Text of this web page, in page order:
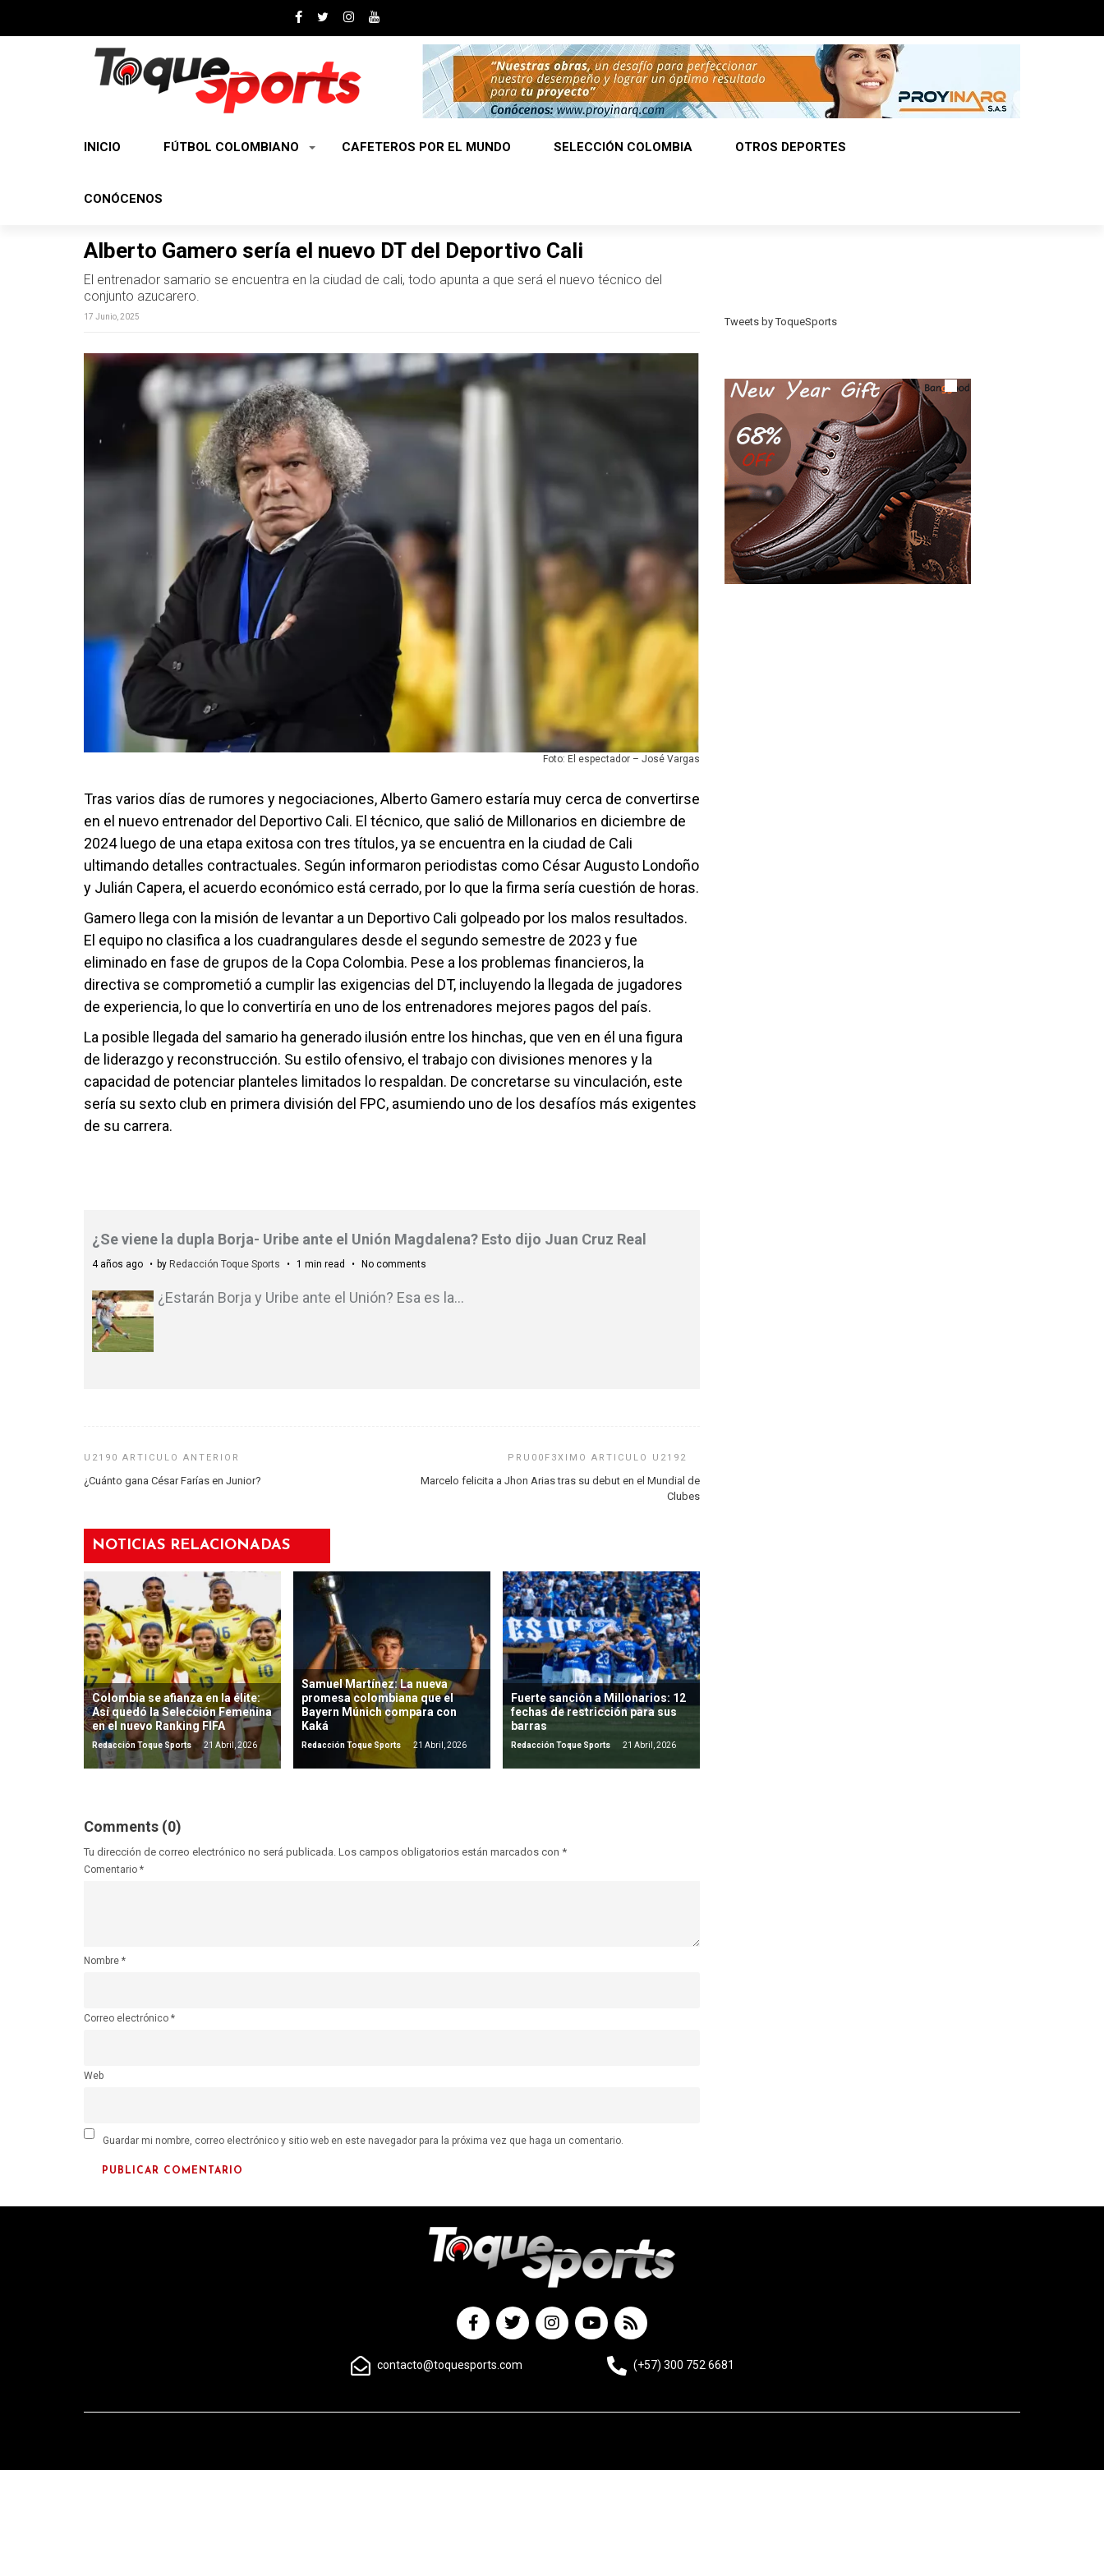
INICIO FÚTBOL COLOMBIANO CAFETEROS POR EL MUNDO SELECCIÓN COLOMBIA OTROS DEPORTES
CONÓCENOS
Alberto Gamero sería el nuevo DT del Deportivo Cali
El entrenador samario se encuentra en la ciudad de cali, todo apunta a que será el nuevo técnico del
conjunto azucarero.
17 Junio, 2025
Foto: El espectador – José Vargas
Tras varios días de rumores y negociaciones, Alberto Gamero estaría muy cerca de convertirse
en el nuevo entrenador del Deportivo Cali. El técnico, que salió de Millonarios en diciembre de
2024 luego de una etapa exitosa con tres títulos, ya se encuentra en la ciudad de Cali
ultimando detalles contractuales. Según informaron periodistas como César Augusto Londoño
y Julián Capera, el acuerdo económico está cerrado, por lo que la firma sería cuestión de horas.
Gamero llega con la misión de levantar a un Deportivo Cali golpeado por los malos resultados.
El equipo no clasifica a los cuadrangulares desde el segundo semestre de 2023 y fue
eliminado en fase de grupos de la Copa Colombia. Pese a los problemas financieros, la
directiva se comprometió a cumplir las exigencias del DT, incluyendo la llegada de jugadores
de experiencia, lo que lo convertiría en uno de los entrenadores mejores pagos del país.
La posible llegada del samario ha generado ilusión entre los hinchas, que ven en él una figura
de liderazgo y reconstrucción. Su estilo ofensivo, el trabajo con divisiones menores y la
capacidad de potenciar planteles limitados lo respaldan. De concretarse su vinculación, este
sería su sexto club en primera división del FPC, asumiendo uno de los desafíos más exigentes
de su carrera.
¿Se viene la dupla Borja- Uribe ante el Unión Magdalena? Esto dijo Juan Cruz Real
4 años ago by Redacción Toque Sports 1 min read No comments
¿Estarán Borja y Uribe ante el Unión? Esa es la…
¿Cuánto gana César Farías en Junior?
Marcelo felicita a Jhon Arias tras su debut en el Mundial de
Clubes
NOTICIAS RELACIONADAS
Colombia se afianza en la élite:
Así quedó la Selección Femenina
en el nuevo Ranking FIFA
Redacción Toque Sports 21 Abril, 2026
Samuel Martínez: La nueva
promesa colombiana que el
Bayern Múnich compara con
Kaká
Redacción Toque Sports 21 Abril, 2026
Fuerte sanción a Millonarios: 12
fechas de restricción para sus
barras
Redacción Toque Sports 21 Abril, 2026
Comments (0)
Tu dirección de correo electrónico no será publicada. Los campos obligatorios están marcados con *
Comentario *
Nombre *
Correo electrónico *
Web
Guardar mi nombre, correo electrónico y sitio web en este navegador para la próxima vez que haga un comentario.
Tweets by ToqueSports
contacto@toquesports.com (+57) 300 752 6681